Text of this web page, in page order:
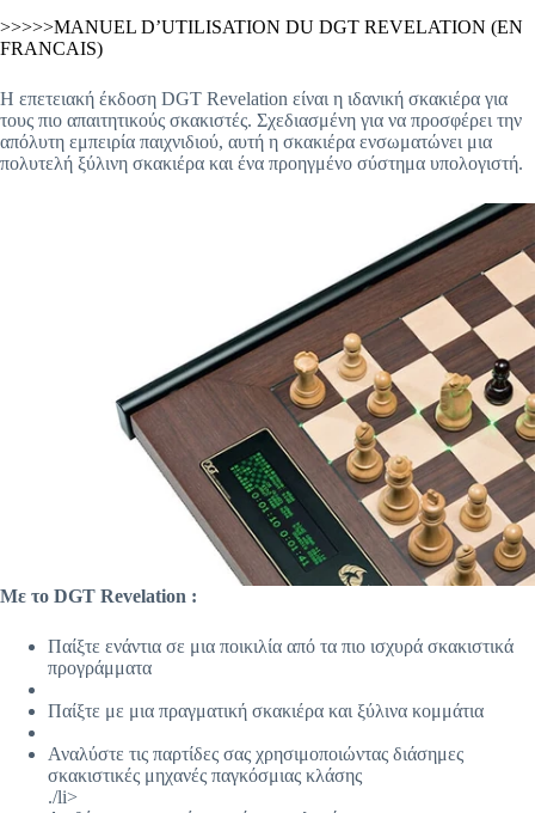
>>>>>MANUEL D’UTILISATION DU DGT REVELATION (EN
FRANCAIS)
Η επετειακή έκδοση DGT Revelation είναι η ιδανική σκακιέρα για
τους πιο απαιτητικούς σκακιστές. Σχεδιασμένη για να προσφέρει την
απόλυτη εμπειρία παιχνιδιού, αυτή η σκακιέρα ενσωματώνει μια
πολυτελή ξύλινη σκακιέρα και ένα προηγμένο σύστημα υπολογιστή.
Με το DGT Revelation :
Παίξτε ενάντια σε μια ποικιλία από τα πιο ισχυρά σκακιστικά
προγράμματα
Παίξτε με μια πραγματική σκακιέρα και ξύλινα κομμάτια
Αναλύστε τις παρτίδες σας χρησιμοποιώντας διάσημες
σκακιστικές μηχανές παγκόσμιας κλάσης
./li>